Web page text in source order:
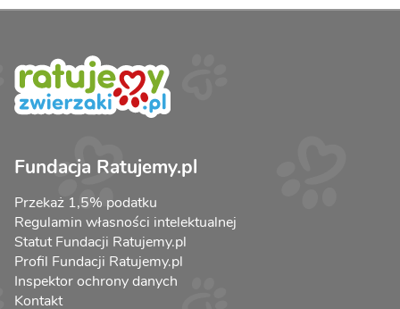
Fundacja Ratujemy.pl
Przekaż 1,5% podatku
Regulamin własności intelektualnej
Statut Fundacji Ratujemy.pl
Profil Fundacji Ratujemy.pl
Inspektor ochrony danych
Kontakt